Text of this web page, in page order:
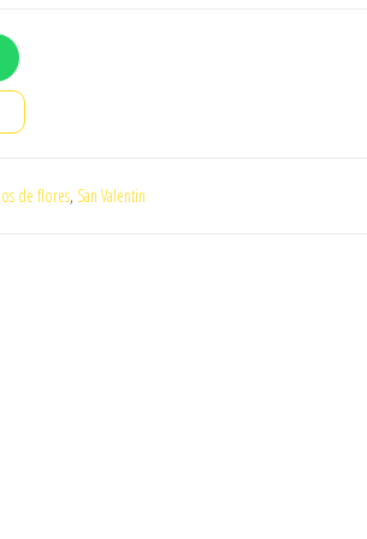
de flores, San Valentin